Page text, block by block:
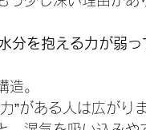
分を抱える力が弱っ
造。
”がある人は広がり